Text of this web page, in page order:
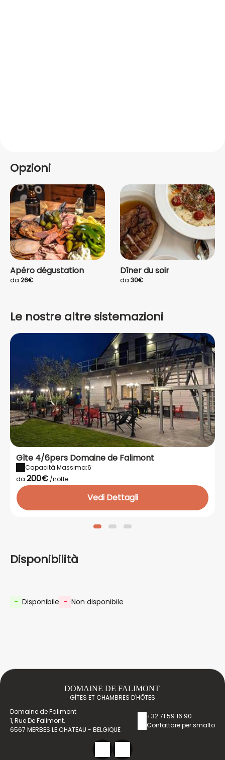
Opzioni
Apéro dégustation
da 26€
Dîner du soir
da 30€
Le nostre altre sistemazioni
Gîte 4/6pers Domaine de Falimont
Capacità Massima:6
da 200€ /notte
Vedi Dettagli
Disponibilità
- Disponibile - Non disponibile
DOMAINE DE FALIMONT
GÎTES ET CHAMBRES D'HÔTES
Domaine de Falimont
1, Rue De Falimont,
6567 MERBES LE CHATEAU - BELGIQUE
+32 71 59 16 90
Contattare per smalto